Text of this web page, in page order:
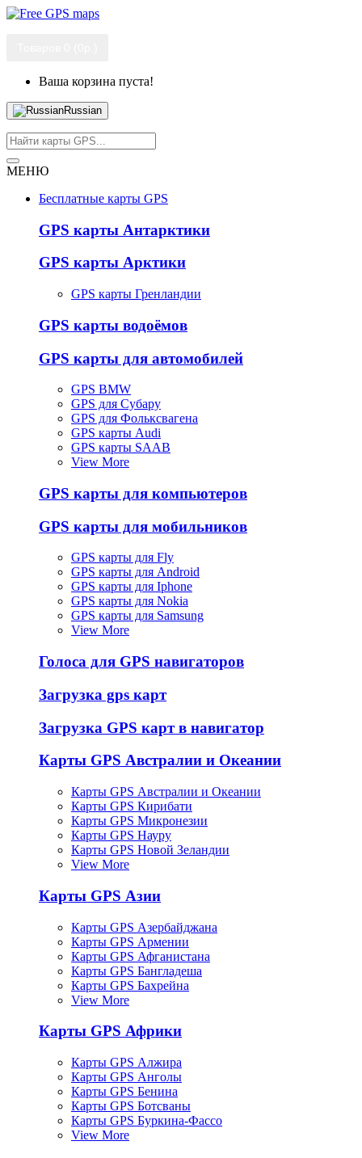
Ваша корзина пуста!
Russian
МЕНЮ
Бесплатные карты GPS
GPS карты Антарктики
GPS карты Арктики
GPS карты Гренландии
GPS карты водоёмов
GPS карты для автомобилей
GPS BMW
GPS для Субару
GPS для Фольксвагена
GPS карты Audi
GPS карты SAAB
View More
GPS карты для компьютеров
GPS карты для мобильников
GPS карты для Fly
GPS карты для Android
GPS карты для Iphone
GPS карты для Nokia
GPS карты для Samsung
View More
Голоса для GPS навигаторов
Загрузка gps карт
Загрузка GPS карт в навигатор
Карты GPS Австралии и Океании
Карты GPS Австралии и Океании
Карты GPS Кирибати
Карты GPS Микронезии
Карты GPS Науру
Карты GPS Новой Зеландии
View More
Карты GPS Азии
Карты GPS Азербайджана
Карты GPS Армении
Карты GPS Афганистана
Карты GPS Бангладеша
Карты GPS Бахрейна
View More
Карты GPS Африки
Карты GPS Алжира
Карты GPS Анголы
Карты GPS Бенина
Карты GPS Ботсваны
Карты GPS Буркина-Фассо
View More